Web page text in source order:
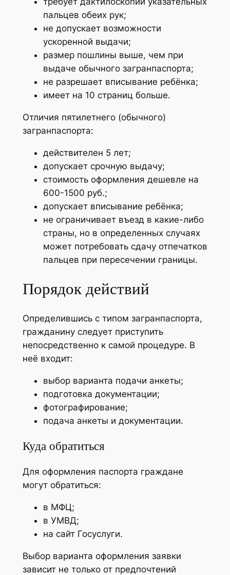
пальцев обеих рук;
не допускает возможности
ускоренной выдачи;
размер пошлины выше, чем при
выдаче обычного загранпаспорта;
не разрешает вписывание ребёнка;
имеет на 10 страниц больше.
Отличия пятилетнего (обычного)
загранпаспорта:
действителен 5 лет;
допускает срочную выдачу;
стоимость оформления дешевле на
600-1500 руб.;
допускает вписывание ребёнка;
не ограничивает въезд в какие-либо
страны, но в определенных случаях
может потребовать сдачу отпечатков
пальцев при пересечении границы.
Порядок действий
Определившись с типом загранпаспорта,
гражданину следует приступить
непосредственно к самой процедуре. В
неё входит:
выбор варианта подачи анкеты;
подготовка документации;
фотографирование;
подача анкеты и документации.
Куда обратиться
Для оформления паспорта граждане
могут обратиться:
в МФЦ;
в УМВД;
на сайт Госуслуги.
Выбор варианта оформления заявки
зависит не только от предпочтений